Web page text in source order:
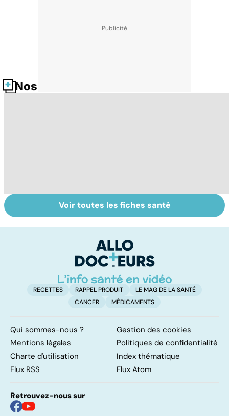
Nos fiches santé
Peut-on soigner
les acouphènes ?
Vertiges : et si
c'était la maladie
Voir toutes les fiches santé
RECETTES RAPPEL PRODUIT
LE MAG DE LA SANTÉ
CANCER
MÉDICAMENTS
Qui sommes-nous ?
Gestion des cookies
Mentions légales
Politiques de confidentialité
Charte d'utilisation
Index thématique
Flux RSS
Flux Atom
Retrouvez-nous sur